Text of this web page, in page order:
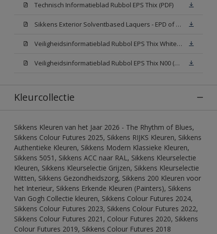
Technisch Informatieblad Rubbol EPS Thix (PDF)
Sikkens Exterior Solventbased Laquers - EPD of Milieuproductverklaring
Veiligheidsinformatieblad Rubbol EPS Thix White W05 (MSDS)
Veiligheidsinformatieblad Rubbol EPS Thix N00 (MSDS)
Kleurcollectie
Sikkens Kleuren van het Jaar 2026 - The Rhythm of Blues,
Sikkens Colour Futures 2025, Sikkens RIJKS Kleuren, Sikkens
Authentieke Kleuren, Sikkens Modern Klassieke Kleuren,
Sikkens 5051, Sikkens ACC naar RAL, Sikkens Kleurselectie
Kleuren, Sikkens Kleurselectie Grijzen, Sikkens Kleurselectie
Witten, Sikkens Gezondheidszorg, Sikkens 200 Kleuren voor
het Interieur, Sikkens Erkende Kleuren (Painters), Sikkens
Van Gogh Collectie kleuren, Sikkens Colour Futures 2024,
Sikkens Colour Futures 2023, Sikkens Colour Futures 2022,
Sikkens Colour Futures 2021, Colour Futures 2020, Sikkens
Colour Futures 2019, Sikkens Colour Futures 2018